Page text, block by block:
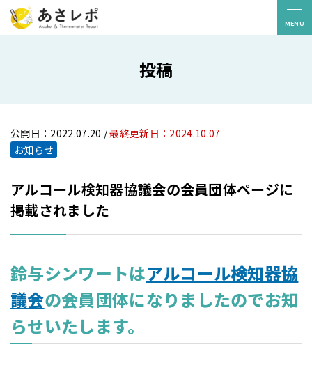
MENU
無料トライアル
白ナンバー 貸切バス
ライドシェア 機能一覧
デバイス 利用料金
サービス連携 S
投稿
公開日：2022.07.20 /最終更新日：2024.10.07
お知らせ
アルコール検知器協議会の会員団体ページに
掲載されました
鈴与シンワートはアルコール検知器協
議会の会員団体になりましたのでお知
らせいたします。